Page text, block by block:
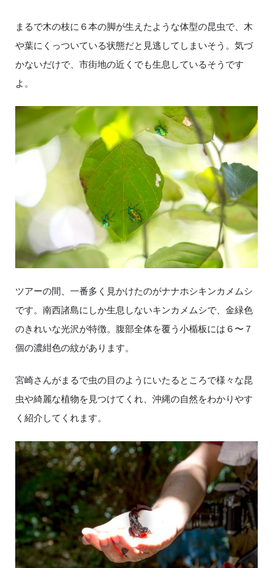
まるで木の枝に６本の脚が生えたような体型の昆虫で、木
や葉にくっついている状態だと見逃してしまいそう。気づ
かないだけで、市街地の近くでも生息しているそうです
よ。
ツアーの間、一番多く見かけたのがナナホシキンカメムシ
です。南西諸島にしか生息しないキンカメムシで、金緑色
のきれいな光沢が特徴。腹部全体を覆う小楯板には６〜７
個の濃紺色の紋があります。
宮崎さんがまるで虫の目のようにいたるところで様々な昆
虫や綺麗な植物を見つけてくれ、沖縄の自然をわかりやす
く紹介してくれます。